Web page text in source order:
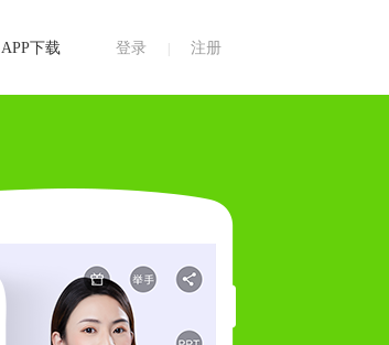
登录 注册
APP下载